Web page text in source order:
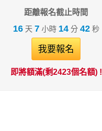
距離報名截止時間
16天 7小時 14分 41秒
我要報名
即將額滿(剩2423個名額) !